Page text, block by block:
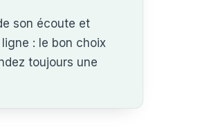
son écoute et
: le bon choix
toujours une